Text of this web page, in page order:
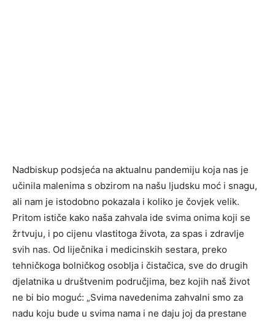
Nadbiskup podsjeća na aktualnu pandemiju koja nas je
učinila malenima s obzirom na našu ljudsku moć i snagu,
ali nam je istodobno pokazala i koliko je čovjek velik.
Pritom ističe kako naša zahvala ide svima onima koji se
žrtvuju, i po cijenu vlastitoga života, za spas i zdravlje
svih nas. Od liječnika i medicinskih sestara, preko
tehničkoga bolničkog osoblja i čistačica, sve do drugih
djelatnika u društvenim područjima, bez kojih naš život
ne bi bio moguć: „Svima navedenima zahvalni smo za
nadu koju bude u svima nama i ne daju joj da prestane